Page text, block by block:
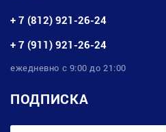
+ 7 (812) 921-26-24
+ 7 (911) 921-26-24
ежедневно с 9:00 до 21:00
ПОДПИСКА